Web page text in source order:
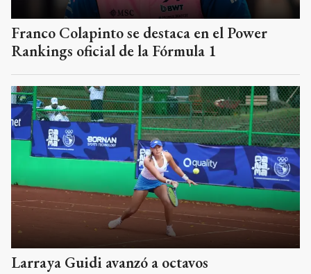
Franco Colapinto se destaca en el Power
Rankings oficial de la Fórmula 1
Larraya Guidi avanzó a octavos